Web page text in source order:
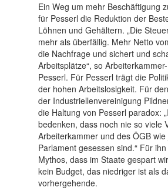
Ein Weg um mehr Beschäftigung
für Pesserl die Reduktion der
Löhnen und Gehältern. „Die
mehr als überfällig. Mehr Netto
die Nachfrage und sichert und
Arbeitsplätze“, so
Pesserl. Für Pesserl trägt die
der hohen Arbeitslosigkeit. Für
der Industriellenvereinigung
die Haltung von Pesserl paradox:
bedenken, dass noch nie so viele
Arbeiterkammer und des ÖGB wie
Parlament gesessen sind.“ Für
Mythos, dass im Staate gespart
kein Budget, das niedriger ist als
vorhergehende.